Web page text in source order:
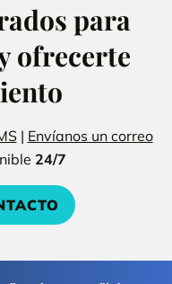
para
ofrecerte
| Envíanos un correo
24/7